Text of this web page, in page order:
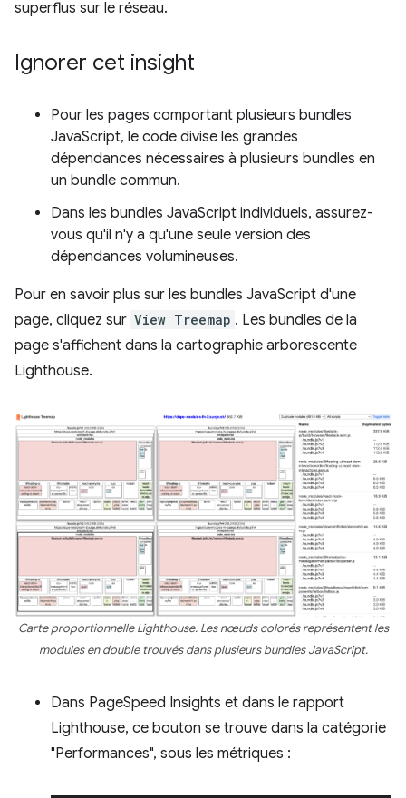
superflus sur le réseau.
Ignorer cet insight
Pour les pages comportant plusieurs bundles
JavaScript, le code divise les grandes
dépendances nécessaires à plusieurs bundles en
un bundle commun.
Dans les bundles JavaScript individuels, assurez-
vous qu'il n'y a qu'une seule version des
dépendances volumineuses.
Pour en savoir plus sur les bundles JavaScript d'une
page, cliquez sur View Treemap . Les bundles de la
page s'affichent dans la cartographie arborescente
Lighthouse.
Carte proportionnelle Lighthouse. Les nœuds colorés représentent les
modules en double trouvés dans plusieurs bundles JavaScript.
Dans PageSpeed Insights et dans le rapport
Lighthouse, ce bouton se trouve dans la catégorie
"Performances", sous les métriques :